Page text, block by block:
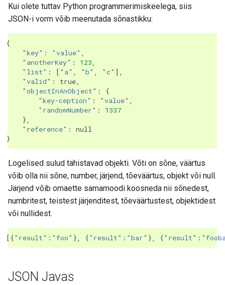
Kui olete tuttav Python programmerimiskeelega, siis
JSON-i vorm võib meenutada sõnastikku:
{
"key" : "value"
"anotherKey" : 123
"list" : [ "a" "b" "c" ],
"valid" : true
"objectInAnObject" :
{
"key-ception" : "value"
"randomNumber" :
1337
},
"reference" :
null
}
Logelised sulud tähistavad objekti. Võti on sõne, väärtus
võib olla nii sõne, number, järjend, tõeväärtus, objekt või null.
Järjend võib omaette samamoodi koosneda nii sõnedest,
numbritest, teistest järjenditest, tõeväärtustest, objektidest
või nullidest.
[{"result" : "foo" }, {"result" : "bar" }, {"result" :
JSON Javas